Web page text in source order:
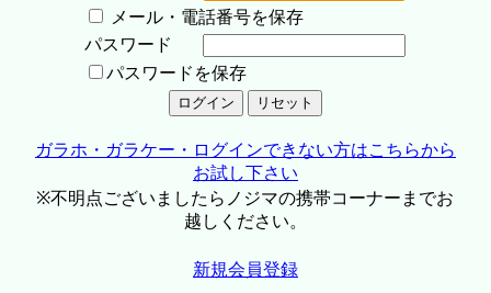
メール・電話番号を保存
パスワード
パスワードを保存
ガラホ・ガラケー・ログインできない方はこちらから
お試し下さい
※不明点ございましたらノジマの携帯コーナーまでお
越しください。
新規会員登録